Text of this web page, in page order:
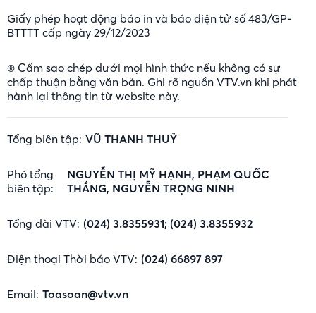
Giấy phép hoạt động báo in và báo điện tử số 483/GP-
BTTTT cấp ngày 29/12/2023
® Cấm sao chép dưới mọi hình thức nếu không có sự
chấp thuận bằng văn bản. Ghi rõ nguồn VTV.vn khi phát
hành lại thông tin từ website này.
Tổng biên tập: VŨ THANH THUỶ
Phó tổng
biên tập:
NGUYỄN THỊ MỸ HẠNH, PHẠM QUỐC
THẮNG, NGUYỄN TRỌNG NINH
Tổng đài VTV: (024) 3.8355931; (024) 3.8355932
Điện thoại Thời báo VTV: (024) 66897 897
Email: Toasoan@vtv.vn